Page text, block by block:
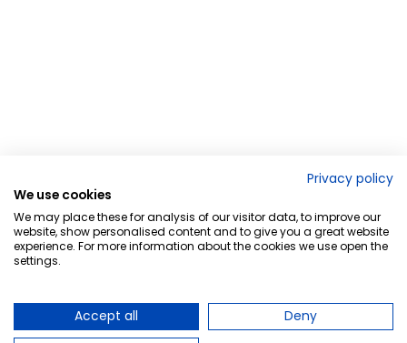
Privacy policy
We use cookies
We may place these for analysis of our visitor data, to improve our
website, show personalised content and to give you a great website
experience. For more information about the cookies we use open the
settings.
Accept all
Deny